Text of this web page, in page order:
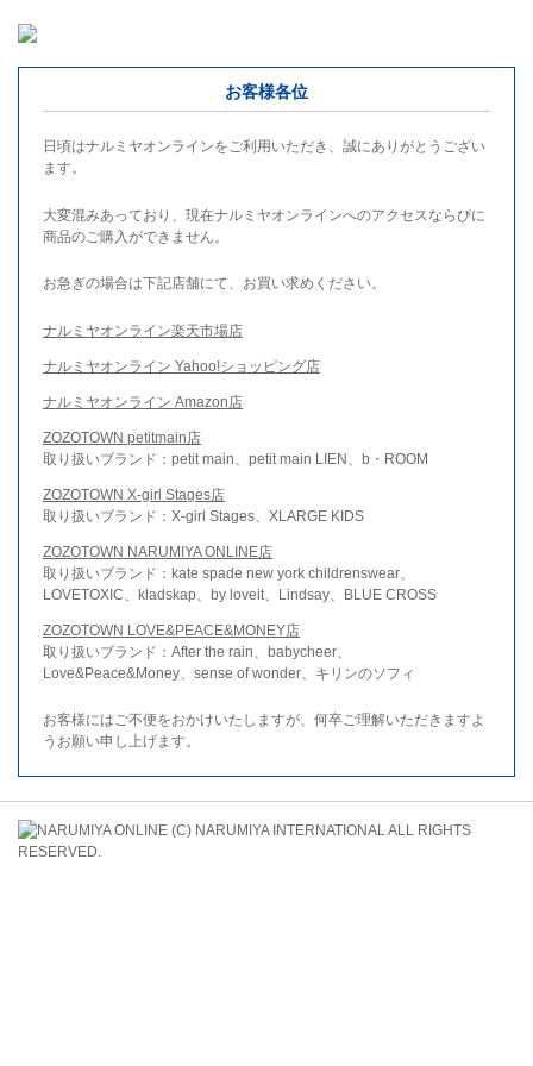
お客様各位
日頃はナルミヤオンラインをご利用いただき、誠にありがとうござい
ます。
大変混みあっており、現在ナルミヤオンラインへのアクセスならびに
商品のご購入ができません。
お急ぎの場合は下記店舗にて、お買い求めください。
ナルミヤオンライン楽天市場店
ナルミヤオンライン Yahoo!ショッピング店
ナルミヤオンライン Amazon店
ZOZOTOWN petitmain店
取り扱いブランド：petit main、petit main LIEN、b・ROOM
ZOZOTOWN X-girl Stages店
取り扱いブランド：X-girl Stages、XLARGE KIDS
ZOZOTOWN NARUMIYA ONLINE店
取り扱いブランド：kate spade new york childrenswear、
LOVETOXIC、kladskap、by loveit、Lindsay、BLUE CROSS
ZOZOTOWN LOVE&PEACE&MONEY店
取り扱いブランド：After the rain、babycheer、
Love&Peace&Money、sense of wonder、キリンのソフィ
お客様にはご不便をおかけいたしますが、何卒ご理解いただきますよ
うお願い申し上げます。